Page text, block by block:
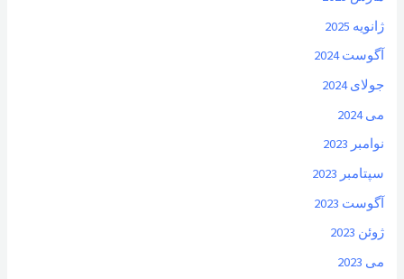
ژانویه 2025
آگوست 2024
جولای 2024
می 2024
نوامبر 2023
سپتامبر 2023
آگوست 2023
ژوئن 2023
می 2023